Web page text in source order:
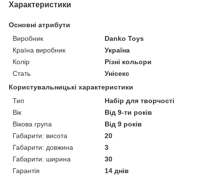
Характеристики
Основні атрибути
Виробник
Danko Toys
Країна виробник
Україна
Колір
Різні кольори
Стать
Унісекс
Користувальницькі характеристики
Тип
Набір для творчості
Вік
Від 9-ти років
Вікова група
Від 9 років
Габарити: висота
20
Габарити: довжина
3
Габарити: ширина
30
Гарантія
14 днів